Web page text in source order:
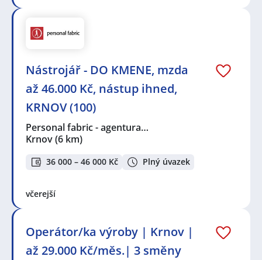
Nástrojář - DO KMENE, mzda
až 46.000 Kč, nástup ihned,
KRNOV (100)
Personal fabric - agentura…
Krnov(6 km)
36 000 – 46 000 Kč Plný úvazek
včerejší
Operátor/ka výroby | Krnov |
až 29.000 Kč/měs.| 3 směny